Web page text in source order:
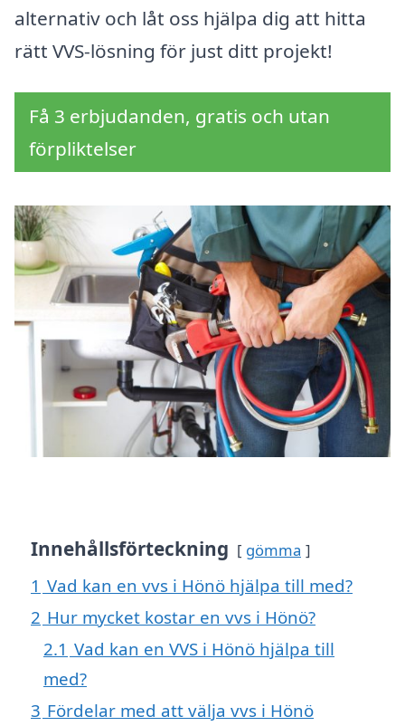
alternativ och låt oss hjälpa dig att hitta
rätt VVS-lösning för just ditt projekt!
Få 3 erbjudanden, gratis och utan
förpliktelser
Innehållsförteckning gömma
1 Vad kan en vvs i Hönö hjälpa till med?
2 Hur mycket kostar en vvs i Hönö?
2.1 Vad kan en VVS i Hönö hjälpa till
med?
3 Fördelar med att välja vvs i Hönö